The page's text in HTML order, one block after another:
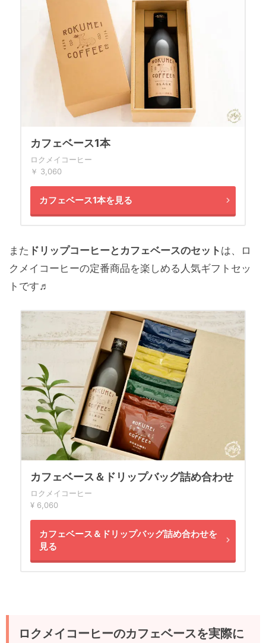
カフェベース1本
ロクメイコーヒー
￥ 3,060
カフェベース1本を見る
また ドリップコーヒーとカフェベースのセット は、ロ
クメイコーヒーの定番商品を楽しめる人気ギフトセッ
トです♬
カフェベース＆ドリップバッグ詰め合わせ
ロクメイコーヒー
¥ 6,060
カフェベース＆ドリップバッグ詰め合わせを
見る
ロクメイコーヒーのカフェベースを実際に